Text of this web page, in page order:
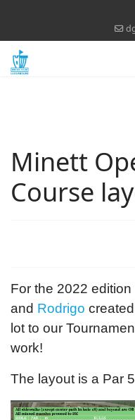
Minett
Course
For the 2022 edition
and Rodrigo
lot to our
work!
The layout is a Par